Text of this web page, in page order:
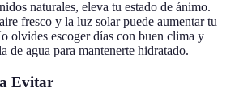
naturales, eleva tu estado de ánimo.
fresco y la luz solar puede aumentar tu
olvides escoger días con buen clima y
de agua para mantenerte hidratado.
Evitar